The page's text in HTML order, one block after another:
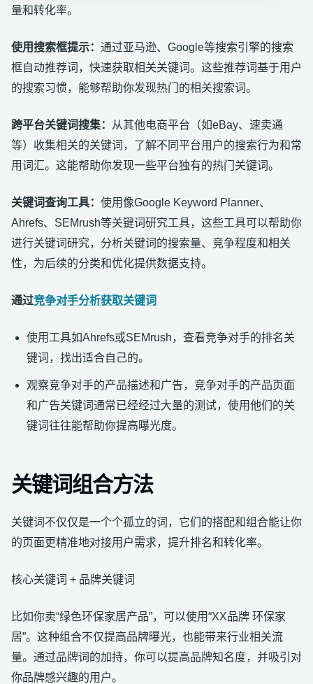
量和转化率。
使用搜索框提示： 通过亚马逊、Google等搜索引擎的搜索
框自动推荐词，快速获取相关关键词。这些推荐词基于用户
的搜索习惯，能够帮助你发现热门的相关搜索词。
跨平台关键词搜集：
从其他电商平台（如eBay、速卖通
等）收集相关的关键词，了解不同平台用户的搜索行为和常
用词汇。这能帮助你发现一些平台独有的热门关键词。
关键词查询工具： 使用像Google Keyword Planner、
Ahrefs、SEMrush等关键词研究工具，这些工具可以帮助你
进行关键词研究，分析关键词的搜索量、竞争程度和相关
性，为后续的分类和优化提供数据支持。
通过竞争对手分析获取关键词
使用工具如Ahrefs或SEMrush，查看竞争对手的排名关
键词，找出适合自己的。
观察竞争对手的产品描述和广告，竞争对手的产品页面
和广告关键词通常已经经过大量的测试，使用他们的关
键词往往能帮助你提高曝光度。
关键词组合方法
关键词不仅仅是一个个孤立的词，它们的搭配和组合能让你
的页面更精准地对接用户需求，提升排名和转化率。
核心关键词 + 品牌关键词
比如你卖“绿色环保家居产品”，可以使用“XX品牌 环保家
居”。这种组合不仅提高品牌曝光，也能带来行业相关流
量。通过品牌词的加持，你可以提高品牌知名度，并吸引对
你品牌感兴趣的用户。